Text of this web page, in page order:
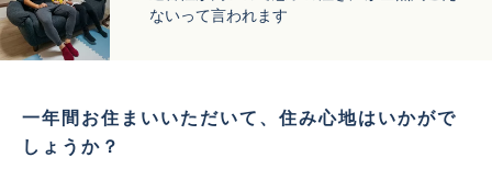
ないって言われます
一年間お住まいいただいて、住み心地はいかがで
しょうか？